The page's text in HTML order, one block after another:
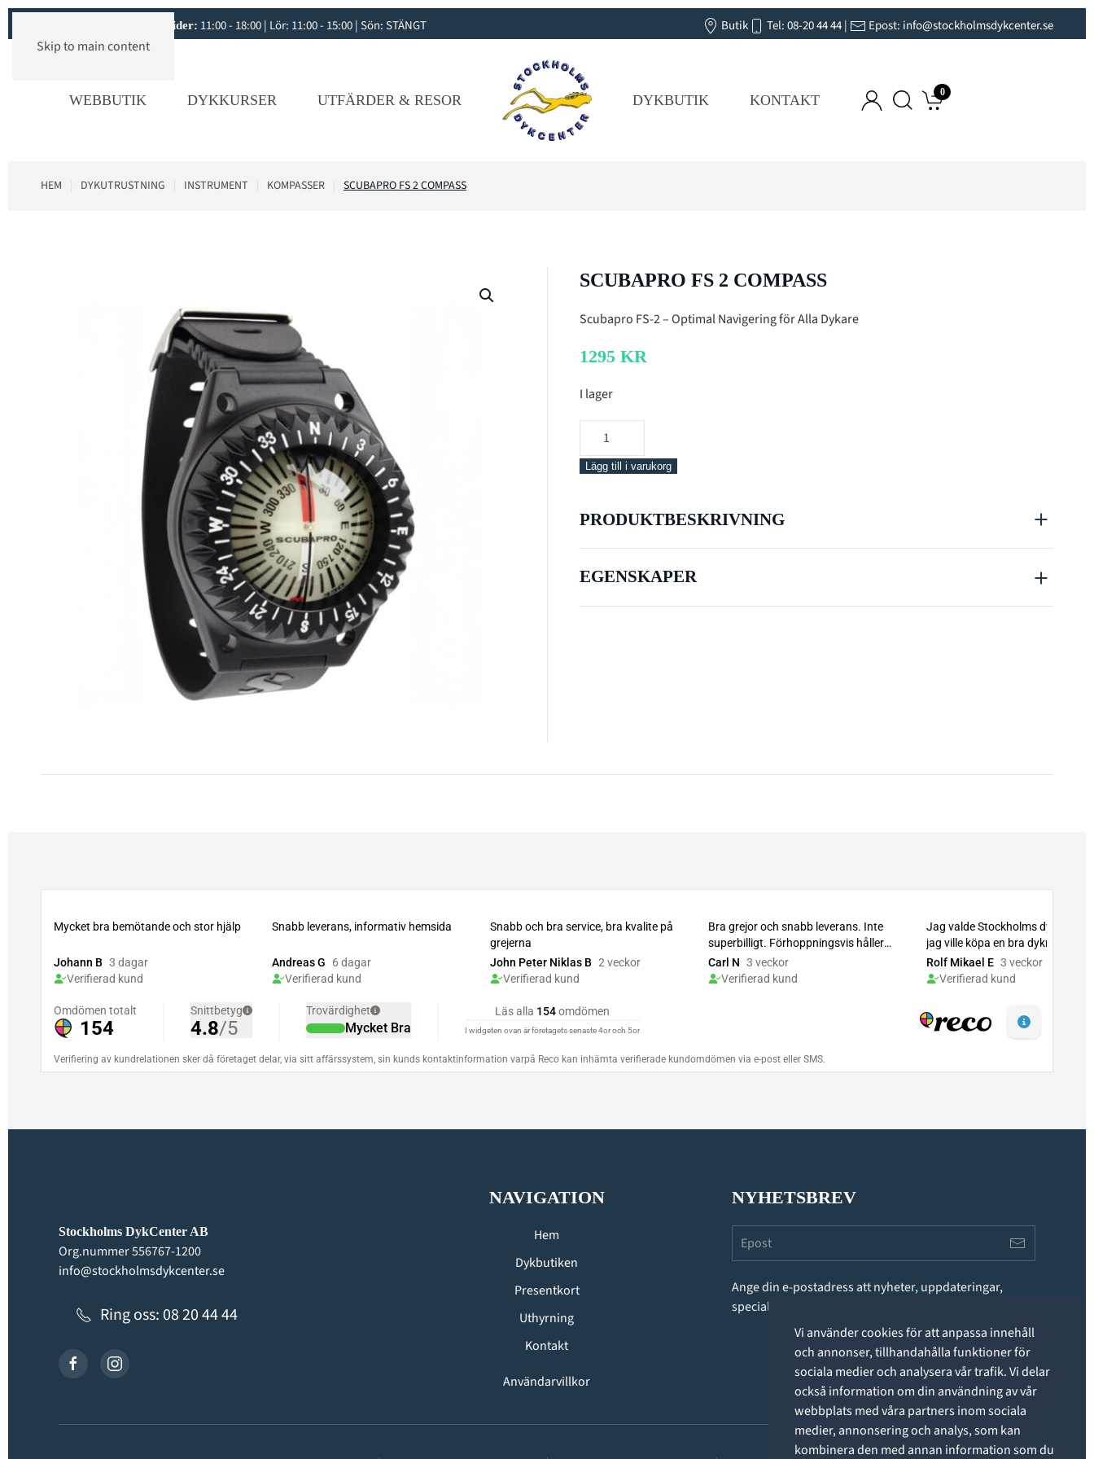
Vi använder cookies för att anpassa innehåll
och annonser, tillhandahålla funktioner för
sociala medier och analysera vår trafik. Vi delar
också information om din användning av vår
webbplats med våra partners inom sociala
medier, annonsering och analys, som kan
kombinera den med annan information som du
Skip to main content
Öppettider: 11:00 - 18:00 | Lör: 11:00 - 15:00 | Sön: STÄNGT Butik Tel:08-20 44 44| Epost: info@stockholmsdykcenter.se
WEBBUTIK DYKKURSER UTFÄRDER & RESOR DYKBUTIK KONTAKT 0
HEM DYKUTRUSTNING INSTRUMENT KOMPASSER SCUBAPRO FS 2 COMPASS
SCUBAPRO FS 2 COMPASS
Scubapro FS-2 – Optimal Navigering för Alla Dykare
1295 KR
I lager
Scubapro
Lägg till i varukorg
PRODUKTBESKRIVNING
EGENSKAPER
Stockholms DykCenter AB
Org.nummer 556767-1200
info@stockholmsdykcenter.se
Ring oss: 08 20 44 44
NAVIGATION
Hem
Dykbutiken
Presentkort
Uthyrning
Kontakt
Användarvillkor
NYHETSBREV
Ange din e-postadress att nyheter, uppdateringar,
specialerbjudanden och annan information.